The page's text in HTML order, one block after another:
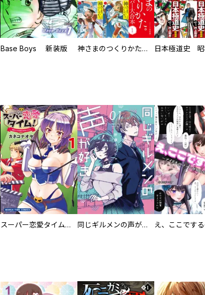
Base Boys 新装版 神さまのつくりかた。スーパー大合本
スーパー恋愛タイム！～現場でドＳな彼女は自宅でデレる～ 同じギルメンの声が好き